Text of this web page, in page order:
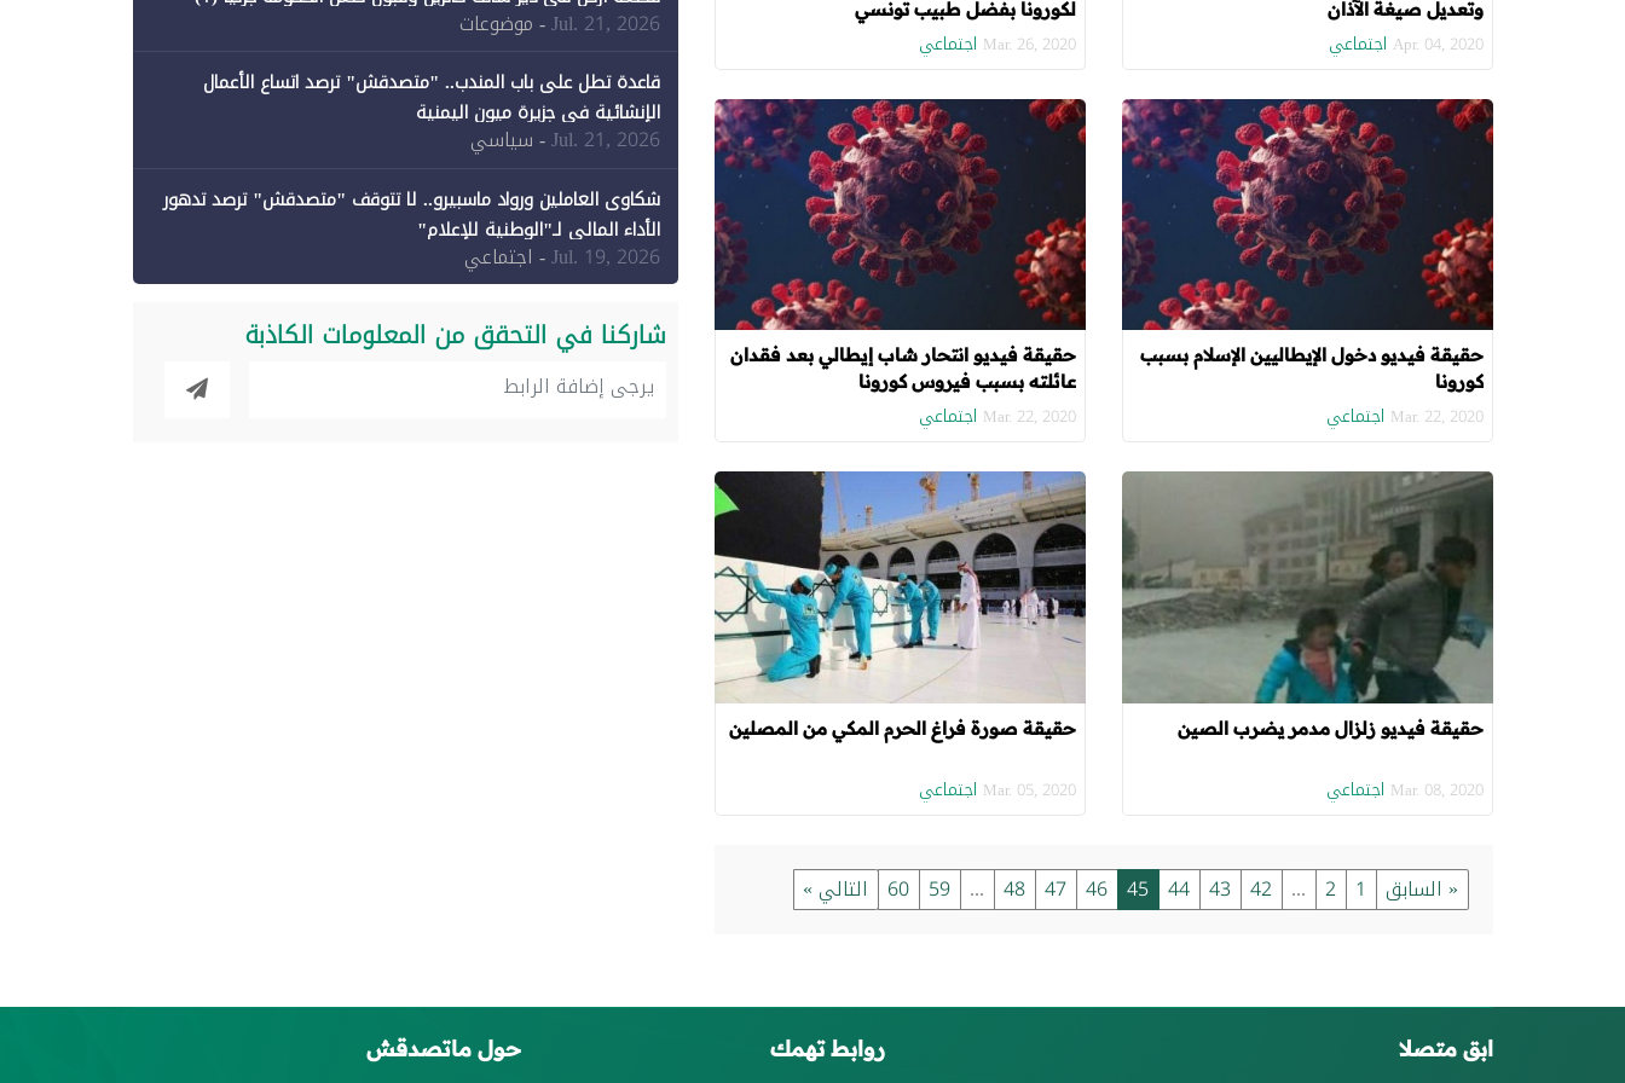
وتعديل صيغة الآذان
Apr. 04, 2020 اجتماعي
لكورونا بفضل طبيب تونسي
Mar. 26, 2020 اجتماعي
حقيقة فيديو دخول الإيطاليين الإسلام بسبب
كورونا
Mar. 22, 2020 اجتماعي
حقيقة فيديو انتحار شاب إيطالي بعد فقدان
عائلته بسبب فيروس كورونا
Mar. 22, 2020 اجتماعي
حقيقة فيديو زلزال مدمر يضرب الصين
Mar. 08, 2020 اجتماعي
حقيقة صورة فراغ الحرم المكي من المصلين
Mar. 05, 2020 اجتماعي
« السابق 1
2
...
42
43
44
45
46
47
48
...
59
60 التالي »
Jul. 21, 2026- موضوعات
قاعدة تطل على باب المندب.. "متصدقش" ترصد اتساع الأعمال
الإنشائية في جزيرة ميون اليمنية
Jul. 21, 2026- سياسي
شكاوى العاملين ورواد ماسبيرو.. لا تتوقف "متصدقش" ترصد تدهور
الأداء المالي لـ"الوطنية للإعلام"
Jul. 19, 2026- اجتماعي
شاركنا في التحقق من المعلومات الكاذبة
ابق متصلا روابط تهمك حول ماتصدقش